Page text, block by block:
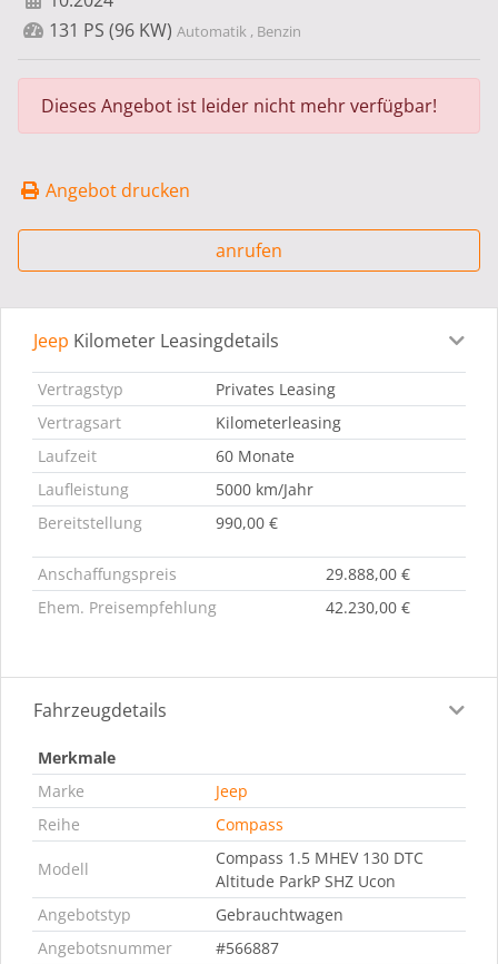
131 PS (96 KW) Automatik , Benzin
Dieses Angebot ist leider nicht mehr verfügbar!
Angebot drucken
anrufen
Leasingdetails Fahrzeugdetails
Jeep Kilometer Leasingdetails
Vertragstyp
Privates Leasing
Vertragsart
Kilometerleasing
Laufzeit
60 Monate
Laufleistung
5000 km/Jahr
Bereitstellung
990,00 €
Anschaffungspreis
29.888,00 €
Ehem. Preisempfehlung
42.230,00 €
Fahrzeugdetails
Merkmale
Marke
Jeep
Reihe
Compass
Modell
Compass 1.5 MHEV 130 DTC
Altitude ParkP SHZ Ucon
Angebotstyp
Gebrauchtwagen
Angebotsnummer
#566887